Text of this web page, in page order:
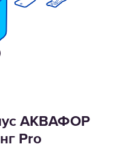
АКВАФОР
Pro